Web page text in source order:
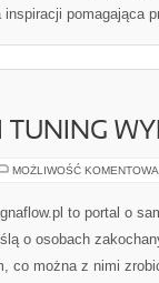
inspiracji pomagająca
TUNING
MOŻLIWOŚĆ
to portal o
o osobach
co można z nimi